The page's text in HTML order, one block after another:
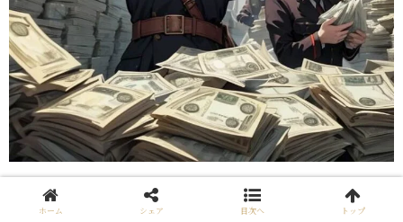
「いぇーい、戦争万歳 🙌」
ホーム シェア 目次へ トップ